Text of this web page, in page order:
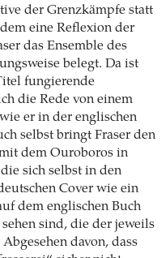
der Grenzkämpfe statt
eine Reflexion der
das Ensemble des
belegt. Da ist
fungierende
die Rede von einem
er in der englischen
selbst bringt Fraser den
dem Ouroboros in
sich selbst in den
Cover wie ein
dem englischen Buch
sind, die der jeweils
davon, dass